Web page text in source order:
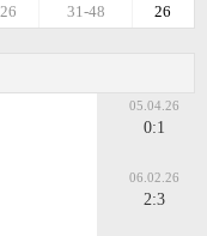
26
31-48
26
05.04.26
0:1
06.02.26
2:3